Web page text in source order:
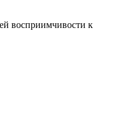
восприимчивости к